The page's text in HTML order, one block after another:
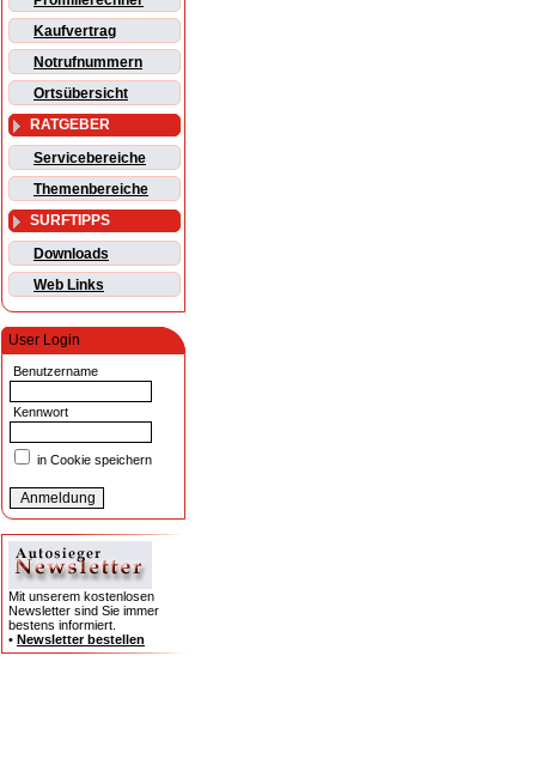
Kaufvertrag
Notrufnummern
Ortsübersicht
RATGEBER
Servicebereiche
Themenbereiche
SURFTIPPS
Downloads
Web Links
User Login
Benutzername
Kennwort
in Cookie speichern
Mit unserem kostenlosen
Newsletter sind Sie immer
bestens informiert.
• Newsletter bestellen